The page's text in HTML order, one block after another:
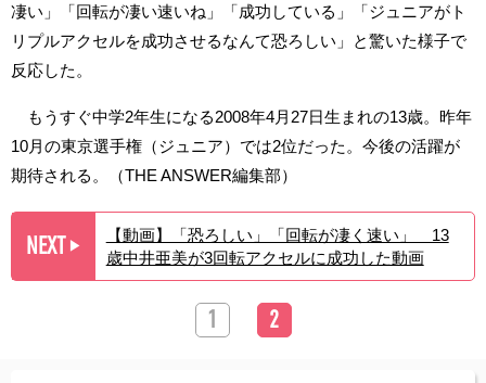
凄い」「回転が凄い速いね」「成功している」「ジュニアがト
リプルアクセルを成功させるなんて恐ろしい」と驚いた様子で
反応した。
もうすぐ中学2年生になる2008年4月27日生まれの13歳。昨年
10月の東京選手権（ジュニア）では2位だった。今後の活躍が
期待される。（THE ANSWER編集部）
NEXT ▶︎
【動画】「恐ろしい」「回転が凄く速い」 13
歳中井亜美が3回転アクセルに成功した動画
1 2